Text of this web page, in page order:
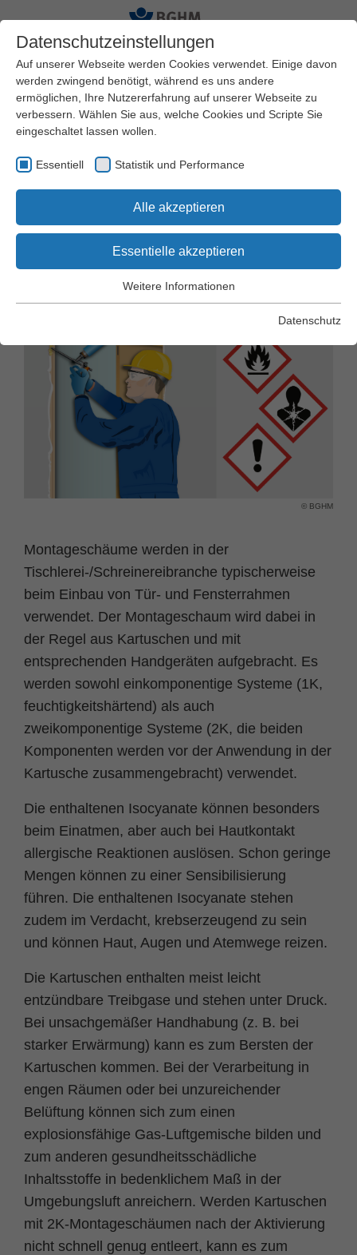
Startseite
Arbeitssicherheit und Gesundheitsschutz
Praxishilfen
Arbeitsschutz Kompakt
Verarbeitung von
Montageschäumen in
der Holzbearbeitung
© BGHM
Montageschäume werden in der
Tischlerei-/Schreinereibranche typischerweise
beim Einbau von Tür- und Fensterrahmen
verwendet. Der Montageschaum wird dabei in
der Regel aus Kartuschen und mit
entsprechenden Handgeräten aufgebracht. Es
werden sowohl einkomponentige Systeme (1K,
feuchtig­keits­härtend) als auch
zweikomponentige Systeme (2K, die beiden
Komponenten werden vor der Anwendung in der
Kartusche zusammengebracht) verwendet.
Die enthaltenen Isocyanate können besonders
beim Einatmen, aber auch bei Hautkontakt
allergische Reaktionen auslösen. Schon geringe
Mengen können zu einer Sensibilisierung
führen. Die enthaltenen Isocyanate stehen
zudem im Verdacht, krebserzeugend zu sein
und können Haut, Augen und Atemwege reizen.
Die Kartuschen enthalten meist leicht
entzündbare Treibgase und stehen unter Druck.
Bei unsachgemäßer Handhabung (z. B. bei
starker Erwärmung) kann es zum Bersten der
Kartuschen kommen. Bei der Verarbeitung in
engen Räumen oder bei unzureichender
Belüftung können sich zum einen
explosionsfähige Gas-Luftgemische bilden und
zum anderen gesundheitsschädliche
Inhaltsstoffe in bedenklichem Maß in der
Umgebungsluft anreichern. Werden Kartuschen
mit 2K-Montageschäumen nach der Aktivierung
nicht schnell genug entleert, kann es zum
Datenschutzeinstellungen
Auf unserer Webseite werden Cookies verwendet. Einige davon
werden zwingend benötigt, während es uns andere
ermöglichen, Ihre Nutzererfahrung auf unserer Webseite zu
verbessern. Wählen Sie aus, welche Cookies und Scripte Sie
eingeschaltet lassen wollen.
Essentiell Statistik und Performance
Alle akzeptieren
Essentielle akzeptieren
Essentielle Cookies werden für grundlegende Funktionen der
Webseite einwandfrei funktioniert.
Name fe_typo_user
Anbieter TYPO3
Laufzeit Session
Dieses Cookie ist ein Standard-Session-
Cookie von TYPO3. Es speichert im Falle
wiedererkannt wird, um ihm Zugang zu
geschützten Bereichen zu gewähren.
Name PHPSESSID
Anbieter php
Ende der Sitzung
Zweck PHPs Standard Sitzungs Identifikation
Cookie-Informationen
Statistik und Performance
Weitere Informationen
Datenschutz